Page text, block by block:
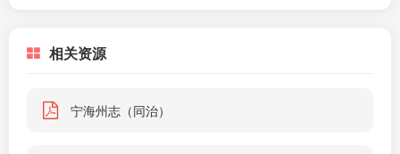
相关资源
宁海州志（同治）